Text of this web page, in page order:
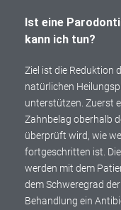
Ist eine
kann ich tun?
Ziel ist die Reduktion
natürlichen
unterstützen. Zuerst
Zahnbelag oberhalb
überprüft wird, wie
fortgeschritten ist.
werden mit dem
dem Schweregrad
Behandlung ein